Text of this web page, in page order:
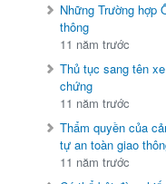
Những Trường hợp
thông
11 năm trước
Thủ tục sang tên
chứng
11 năm trước
Thẩm quyền của
tự an toàn giao
11 năm trước